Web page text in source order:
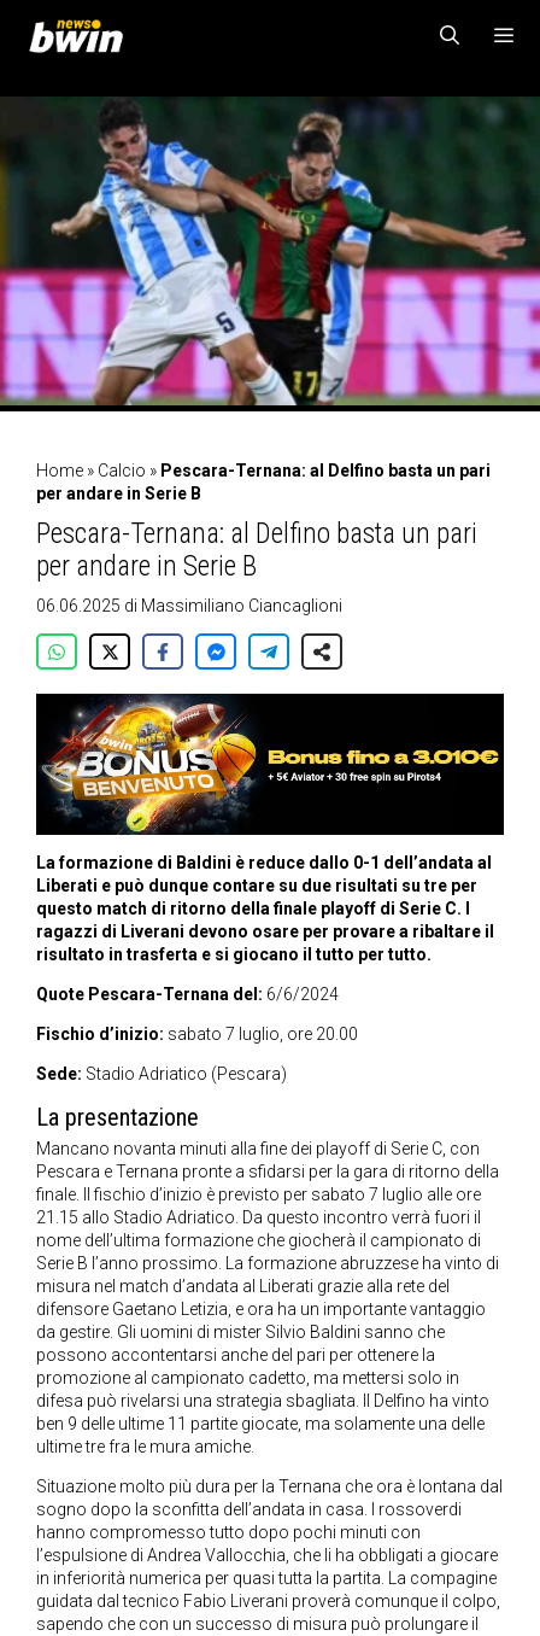
contenuto
MENU
Home » Calcio » Pescara-Ternana: al Delfino basta un pari
per andare in Serie B
Pescara-Ternana: al Delfino basta un pari
per andare in Serie B
06.06.2025 di Massimiliano Ciancaglioni
La formazione di Baldini è reduce dallo 0-1 dell’andata al
Liberati e può dunque contare su due risultati su tre per
questo match di ritorno della finale playoff di Serie C. I
ragazzi di Liverani devono osare per provare a ribaltare il
risultato in trasferta e si giocano il tutto per tutto.
Quote Pescara-Ternana del: 6/6/2024
Fischio d’inizio: sabato 7 luglio, ore 20.00
Sede: Stadio Adriatico (Pescara)
La presentazione
Mancano novanta minuti alla fine dei playoff di Serie C, con
Pescara e Ternana pronte a sfidarsi per la gara di ritorno della
finale. Il fischio d’inizio è previsto per sabato 7 luglio alle ore
21.15 allo Stadio Adriatico. Da questo incontro verrà fuori il
nome dell’ultima formazione che giocherà il campionato di
Serie B l’anno prossimo. La formazione abruzzese ha vinto di
misura nel match d’andata al Liberati grazie alla rete del
difensore Gaetano Letizia, e ora ha un importante vantaggio
da gestire. Gli uomini di mister Silvio Baldini sanno che
possono accontentarsi anche del pari per ottenere la
promozione al campionato cadetto, ma mettersi solo in
difesa può rivelarsi una strategia sbagliata. Il Delfino ha vinto
ben 9 delle ultime 11 partite giocate, ma solamente una delle
ultime tre fra le mura amiche.
Situazione molto più dura per la Ternana che ora è lontana dal
sogno dopo la sconfitta dell’andata in casa. I rossoverdi
hanno compromesso tutto dopo pochi minuti con
l’espulsione di Andrea Vallocchia, che li ha obbligati a giocare
in inferiorità numerica per quasi tutta la partita. La compagine
guidata dal tecnico Fabio Liverani proverà comunque il colpo,
sapendo che con un successo di misura può prolungare il